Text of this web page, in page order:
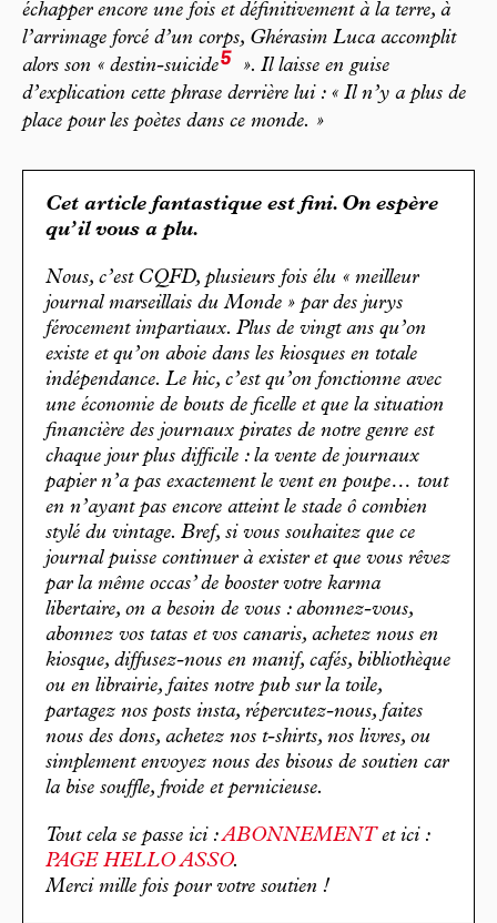
échapper encore une fois et définitivement à la terre, à
l’arrimage forcé d’un corps, Ghérasim Luca accomplit
alors son « destin-suicide5
». Il laisse en guise
d’explication cette phrase derrière lui : « Il n’y a plus de
place pour les poètes dans ce monde. »
Cet article fantastique est fini. On espère
qu’il vous a plu.
Nous, c’est CQFD, plusieurs fois élu « meilleur
journal marseillais du Monde » par des jurys
férocement impartiaux. Plus de vingt ans qu’on
existe et qu’on aboie dans les kiosques en totale
indépendance. Le hic, c’est qu’on fonctionne avec
une économie de bouts de ficelle et que la situation
financière des journaux pirates de notre genre est
chaque jour plus difficile : la vente de journaux
papier n’a pas exactement le vent en poupe… tout
en n’ayant pas encore atteint le stade ô combien
stylé du vintage. Bref, si vous souhaitez que ce
journal puisse continuer à exister et que vous rêvez
par la même occas’ de booster votre karma
libertaire, on a besoin de vous : abonnez-vous,
abonnez vos tatas et vos canaris, achetez nous en
kiosque, diffusez-nous en manif, cafés, bibliothèque
ou en librairie, faites notre pub sur la toile,
partagez nos posts insta, répercutez-nous, faites
nous des dons, achetez nos t-shirts, nos livres, ou
simplement envoyez nous des bisous de soutien car
la bise souffle, froide et pernicieuse.
Tout cela se passe ici :ABONNEMENT et ici :
PAGE HELLO ASSO.
Merci mille fois pour votre soutien !